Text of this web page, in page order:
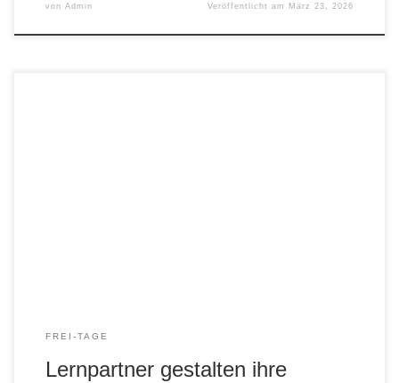
von Admin Veröffentlicht am März 23, 2026
FREI-TAGE
Lernpartner gestalten ihre